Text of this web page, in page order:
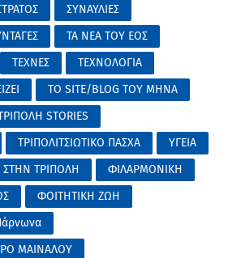
ΣΥΝΑΥΛΙΕΣ
ΤΑ ΝΕΑ ΤΟΥ ΕΟΣ
ΤΕΧΝΕΣ
ΤΕΧΝΟΛΟΓΙΑ
ΤΟ SITE/BLOG ΤΟΥ ΜΗΝΑ
STORIES
ΤΡΙΠΟΛΙΤΣΙΩΤΙΚΟ ΠΑΣΧΑ
ΥΓΕΙΑ
ΤΡΙΠΟΛΗ
ΦΙΛΑΡΜΟΝΙΚΗ
ΦΟΙΤΗΤΙΚΗ ΖΩΗ
ΜΑΙΝΑΛΟΥ